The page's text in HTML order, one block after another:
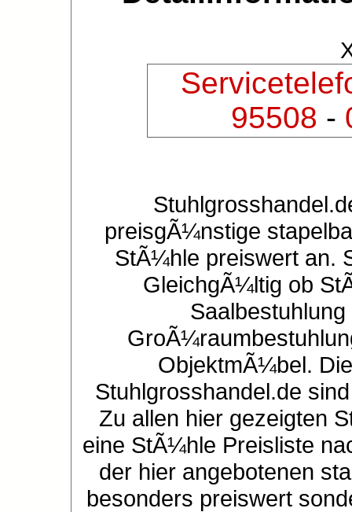
95508 -
preisgÃ¼nstige
StÃ¼hle preiswert an.
GleichgÃ¼ltig ob
ObjektmÃ¼bel.
Stuhlgrosshandel.de
Zu allen hier gezeigten
eine StÃ¼hle Preisliste
der hier angebotenen
besonders preiswert